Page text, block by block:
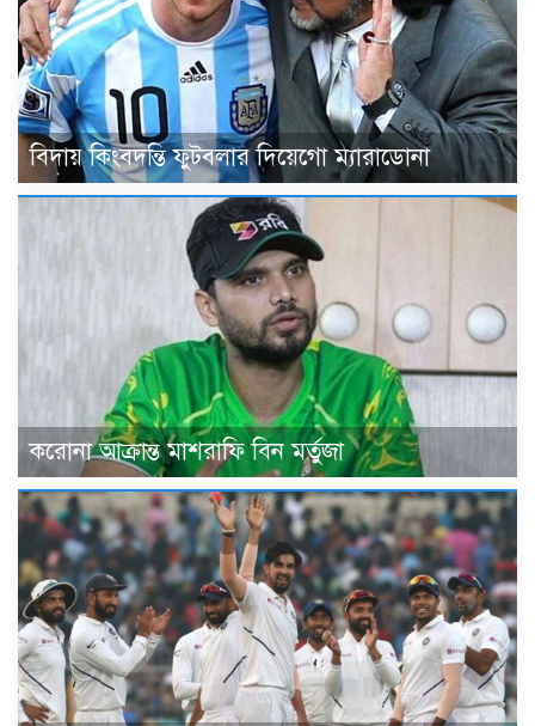
বিদায় কিংবদন্তি ফুটবলার দিয়েগো ম্যারাডোনা
করোনা আক্রান্ত মাশরাফি বিন মর্তুজা